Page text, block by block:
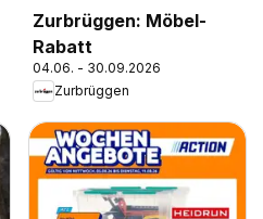
Zurbrüggen: Möbel-
Rabatt
04.06. - 30.09.2026
Zurbrüggen